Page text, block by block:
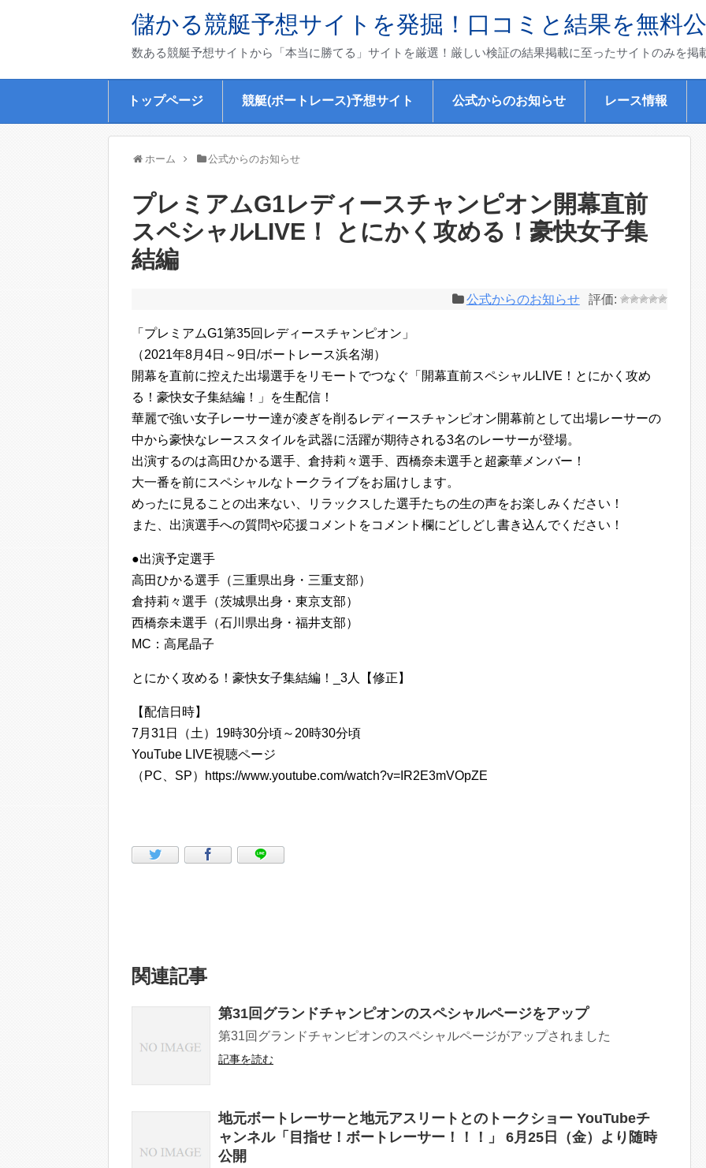
儲かる競艇予想サイトを発掘！口コミと結果を無料
数ある競艇予想サイトから「本当に勝てる」サイトを厳選！厳しい検証の結果掲載に至ったサイトのみを掲
トップページ 競艇(ボートレース)予想サイト 公式からのお知らせ レース情報
ホーム 公式からのお知らせ
プレミアムG1レディースチャンピオン開幕直前
スペシャルLIVE！ とにかく攻める！豪快女子集
結編
公式からのお知らせ
「プレミアムG1第35回レディースチャンピオン」
（2021年8月4日～9日/ボートレース浜名湖）
開幕を直前に控えた出場選手をリモートでつなぐ「開幕直前スペシャルLIVE！とにかく攻め
る！豪快女子集結編！」を生配信！
華麗で強い女子レーサー達が凌ぎを削るレディースチャンピオン開幕前として出場レーサーの
中から豪快なレーススタイルを武器に活躍が期待される3名のレーサーが登場。
出演するのは高田ひかる選手、倉持莉々選手、西橋奈未選手と超豪華メンバー！
大一番を前にスペシャルなトークライブをお届けします。
めったに見ることの出来ない、リラックスした選手たちの生の声をお楽しみください！
また、出演選手への質問や応援コメントをコメント欄にどしどし書き込んでください！
●出演予定選手
高田ひかる選手（三重県出身・三重支部）
倉持莉々選手（茨城県出身・東京支部）
西橋奈未選手（石川県出身・福井支部）
MC：高尾晶子
とにかく攻める！豪快女子集結編！_3人【修正】
【配信日時】
7月31日（土）19時30分頃～20時30分頃
YouTube LIVE視聴ページ
（PC、SP）https://www.youtube.com/watch?v=IR2E3mVOpZE
関連記事
第31回グランドチャンピオンのスペシャルページをアップ
第31回グランドチャンピオンのスペシャルページがアップされました
記事を読む
地元ボートレーサーと地元アスリートとのトークショー YouTubeチ
ャンネル「目指せ！ボートレーサー！！！」 6月25日（金）より随時
公開